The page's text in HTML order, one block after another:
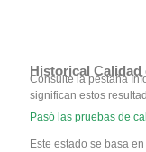
Historical Calidad
Consulte la pestaña
significan estos
Pasó las pruebas de
Este estado se basa